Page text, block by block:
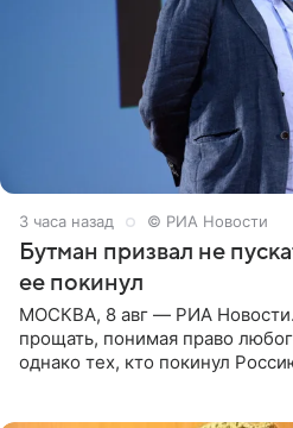
3 часа назад © РИА Новости
Бутман призвал не
ее покинул
МОСКВА, 8 авг — РИА
прощать, понимая право
однако тех, кто покинул